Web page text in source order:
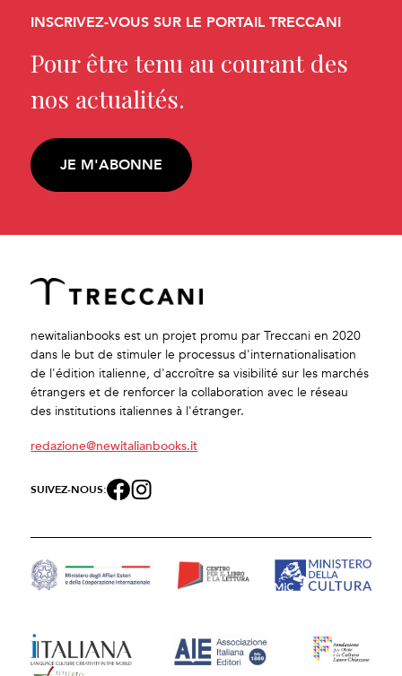
INSCRIVEZ-VOUS SUR LE PORTAIL TRECCANI
Pour être tenu au courant des
nos actualités.
JE M'ABONNE
newitalianbooks est un projet promu par Treccani en 2020
dans le but de stimuler le processus d'internationalisation
de l'édition italienne, d'accroître sa visibilité sur les marchés
étrangers et de renforcer la collaboration avec le réseau
des institutions italiennes à l'étranger.
redazione@newitalianbooks.it
SUIVEZ-NOUS: